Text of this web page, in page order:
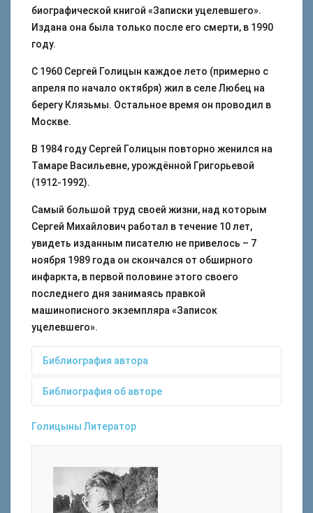
биографической книгой «Записки уцелевшего».
Издана она была только после его смерти, в 1990
году.
С 1960 Сергей Голицын каждое лето (примерно с
апреля по начало октября) жил в селе Любец на
берегу Клязьмы. Остальное время он проводил в
Москве.
В 1984 году Сергей Голицын повторно женился на
Тамаре Васильевне, урождённой Григорьевой
(1912-1992).
Самый большой труд своей жизни, над которым
Сергей Михайлович работал в течение 10 лет,
увидеть изданным писателю не привелось – 7
ноября 1989 года он скончался от обширного
инфаркта, в первой половине этого своего
последнего дня занимаясь правкой
машинописного экземпляра «Записок
уцелевшего».
Библиография автора
Голицын, С. М. Хочу быть топографом / С.
Л.: Онти. Глав. ред. науч.-попул. и
юношеской лит-ры, 1936. – 131 с. : ил.
Библиография об авторе
Стрелкова, И. И. Жить в своем народе /
марта. – С.10-11.
Хохлов, Р. Ф. Продолжение следует…: [о
публикации в журнале «Наше наследие»
Голицыны Литератор